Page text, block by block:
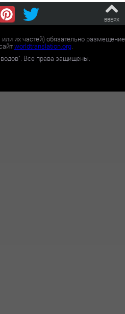
ВВЕРХ
их частей) обязательно размещение
worldtranslation.org.
Все права защищены.